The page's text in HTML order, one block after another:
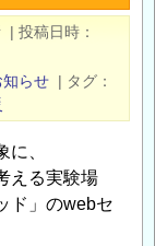
| 投稿日時
知らせ | タグ
、
える実験場
ド」のwebセ